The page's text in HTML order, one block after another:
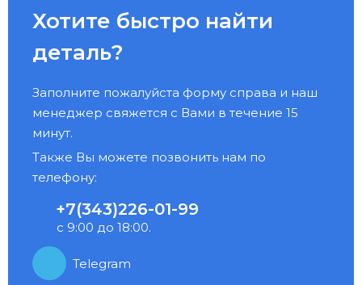
Хотите быстро найти
деталь?
Заполните пожалуйста форму справа и наш
менеджер свяжется с Вами в течение 15
минут.
Также Вы можете позвонить нам по
телефону:
+7(343)226-01-99
с 9:00 до 18:00.
Telegram